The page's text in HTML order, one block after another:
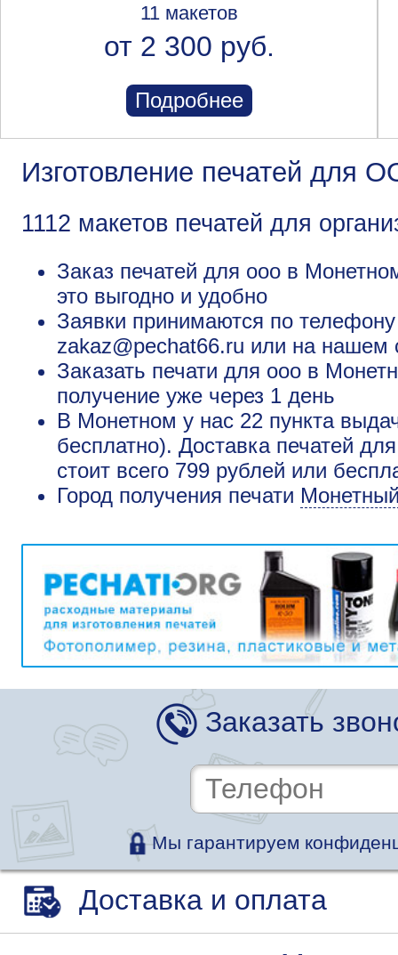
11 макетов
от 2 300 руб.
Подробнее
Изготовление печатей для
1112 макетов печатей для
Заказ печатей для ооо в
это выгодно и удобно
Заявки принимаются по
zakaz@pechat66.ru или на нашем
Заказать печати для ооо в
получение уже через 1 день
В Монетном у нас 22 пункта
бесплатно). Доставка печатей
стоит всего 799 рублей или
Город получения печати
Заказать
Мы гарантируем
Доставка и оплата